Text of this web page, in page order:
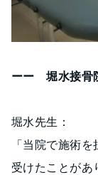
ーー 堀水接骨
堀水先生：
「当院で施術
受けたことがあ